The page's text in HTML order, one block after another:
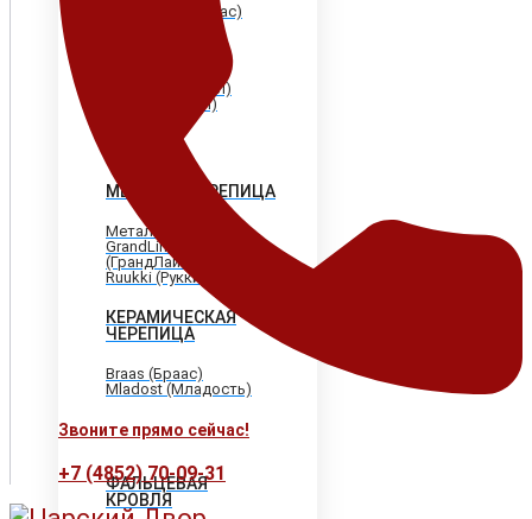
Shinglas (Шинглас)
Katepal (Катепал)
Icopal (Икопал)
МЕТАЛЛОЧЕРЕПИЦА
МеталлПрофиль
GrandLine
(ГрандЛайн)
Ruukki (Рукки)
КЕРАМИЧЕСКАЯ
ЧЕРЕПИЦА
Braas (Браас)
Mladost (Младость)
ФАЛЬЦЕВАЯ
КРОВЛЯ
Звоните прямо сейчас!
+7 (4852) 70-09-31